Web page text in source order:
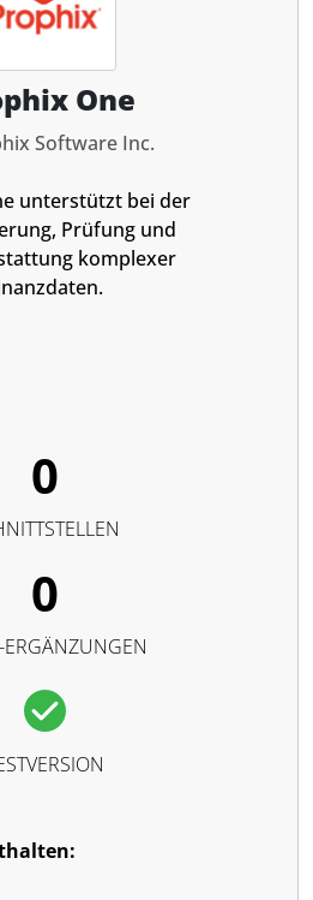
One
Software Inc.
unterstützt bei der
Prüfung und
komplexer
0
0
ERGÄNZUNGEN